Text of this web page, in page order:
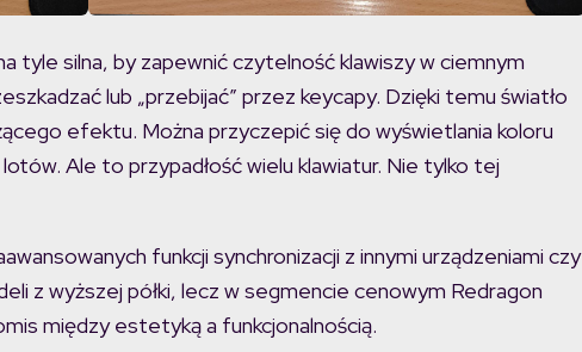
tyle silna, by zapewnić czytelność klawiszy w ciemnym
lub „przebijać” przez keycapy. Dzięki temu światło
efektu. Można przyczepić się do wyświetlania koloru
Ale to przypadłość wielu klawiatur. Nie tylko tej
funkcji synchronizacji z innymi urządzeniami czy
z wyższej półki, lecz w segmencie cenowym Redragon
między estetyką a funkcjonalnością.